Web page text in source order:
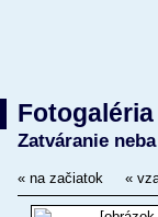
Fotogaléria
Zatváranie neba
« na začiatok «